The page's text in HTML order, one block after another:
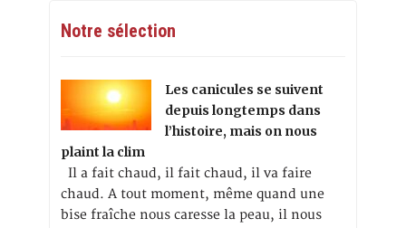
Notre sélection
Les canicules se suivent
depuis longtemps dans
l’histoire, mais on nous
plaint la clim
Il a fait chaud, il fait chaud, il va faire
chaud. A tout moment, même quand une
bise fraîche nous caresse la peau, il nous